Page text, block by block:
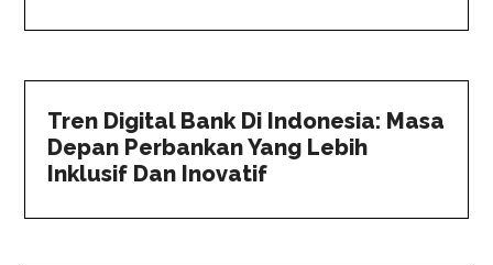
Tren Digital Bank Di Indonesia: Masa
Depan Perbankan Yang Lebih
Inklusif Dan Inovatif